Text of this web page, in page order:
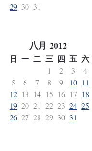
29 30 31
八月 2012
日 一 二 三 四 五 六
1 2 3
4
5
6 7 8 9 10 11
12 13 14 15 16 17 18
19 20 21 22 23 24 25
26 27 28 29 30 31